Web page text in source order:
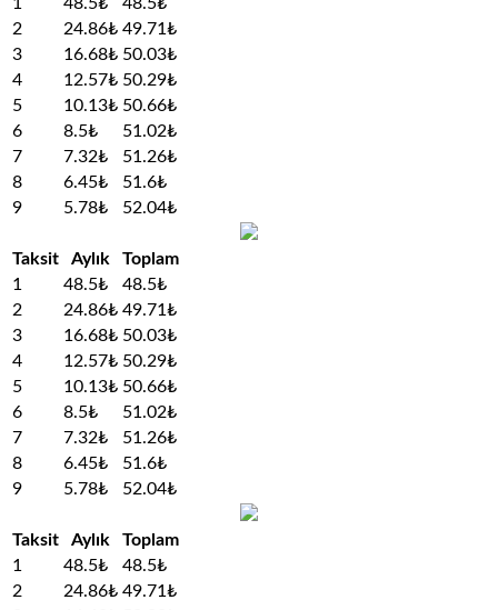
2
24.86₺ 49.71₺
3
16.68₺ 50.03₺
4
12.57₺ 50.29₺
5
10.13₺ 50.66₺
6
8.5₺
51.02₺
7
7.32₺
51.26₺
8
6.45₺
51.6₺
9
5.78₺ 52.04₺
Taksit Aylık
Toplam
1
48.5₺
48.5₺
2
24.86₺ 49.71₺
3
16.68₺ 50.03₺
4
12.57₺ 50.29₺
5
10.13₺ 50.66₺
6
8.5₺
51.02₺
7
7.32₺
51.26₺
8
6.45₺
51.6₺
9
5.78₺ 52.04₺
Taksit Aylık
Toplam
1
48.5₺
48.5₺
2
24.86₺ 49.71₺